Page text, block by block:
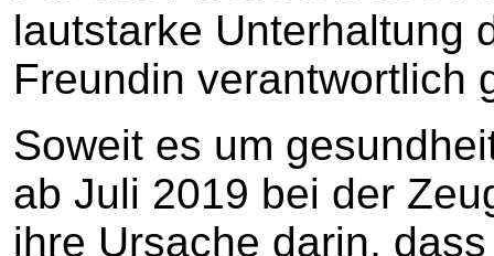
lautstarke Unterhaltung
Freundin verantwortlich
Soweit es um
ab Juli 2019 bei der
ihre Ursache darin,